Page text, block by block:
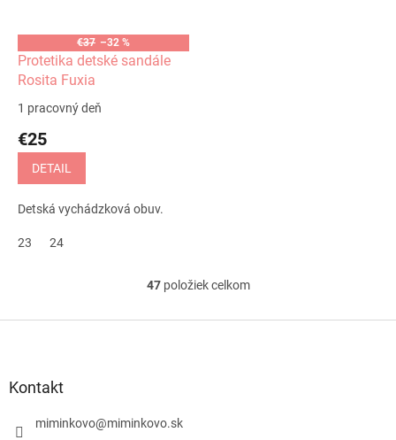
€37 –32 %
Protetika detské sandále
Rosita Fuxia
1 pracovný deň
€25
DETAIL
Detská vychádzková obuv.
23 24
O
l
47položiek celkom
Kontakt
miminkovo@miminkovo.sk